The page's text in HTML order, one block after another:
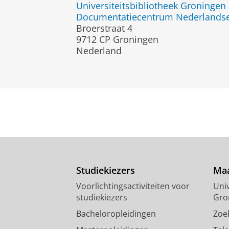
Universiteitsbibliotheek Groningen
Documentatiecentrum
Broerstraat 4
9712 CP Groningen
Nederland
Studiekiezers
Voorlichtingsactiviteiten voor
studiekiezers
Bacheloropleidingen